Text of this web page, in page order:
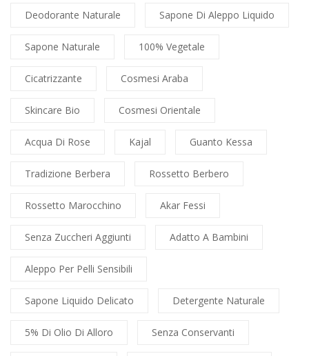
Deodorante Naturale Sapone Di Aleppo Liquido
Sapone Naturale 100% Vegetale
Cicatrizzante Cosmesi Araba
Skincare Bio Cosmesi Orientale
Acqua Di Rose Kajal Guanto Kessa
Tradizione Berbera Rossetto Berbero
Rossetto Marocchino Akar Fessi
Senza Zuccheri Aggiunti Adatto A Bambini
Aleppo Per Pelli Sensibili
Sapone Liquido Delicato Detergente Naturale
5% Di Olio Di Alloro Senza Conservanti